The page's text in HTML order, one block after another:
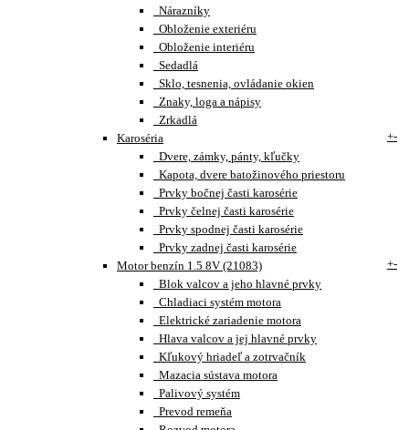
Nárazníky
Obloženie exteriéru
Obloženie interiéru
Sedadlá
Sklo, tesnenia, ovládanie okien
Znaky, loga a nápisy
Zrkadlá
Karoséria
+-
Dvere, zámky, pánty, kľučky
Kapota, dvere batožinového priestoru
Prvky bočnej časti karosérie
Prvky čelnej časti karosérie
Prvky spodnej časti karosérie
Prvky zadnej časti karosérie
Motor benzín 1.5 8V (21083)
+-
Blok valcov a jeho hlavné prvky
Chladiaci systém motora
Elektrické zariadenie motora
Hlava valcov a jej hlavné prvky
Kľukový hriadeľ a zotrvačník
Mazacia sústava motora
Palivový systém
Prevod remeňa